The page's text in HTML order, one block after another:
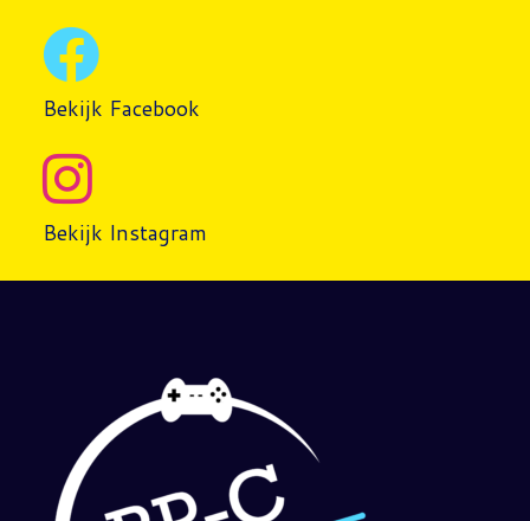
Bekijk Facebook
Bekijk Instagram